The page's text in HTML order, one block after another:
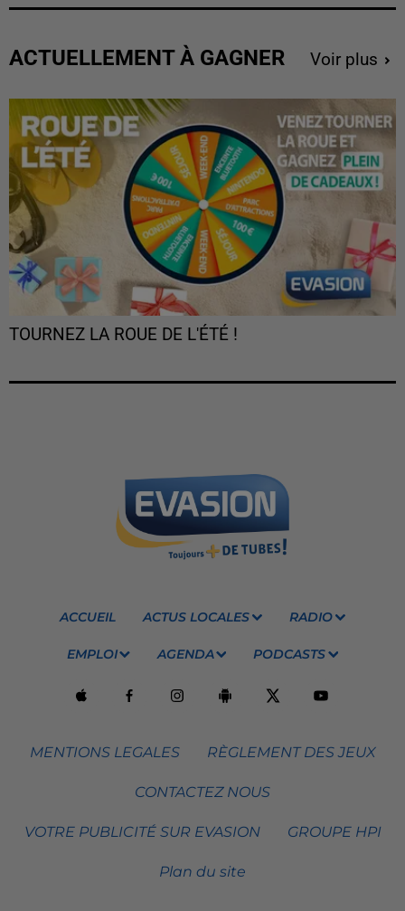
ACTUELLEMENT À GAGNER Voir plus
TOURNEZ LA ROUE DE L'ÉTÉ !
ACCUEIL ACTUS LOCALES RADIO
EMPLOI AGENDA PODCASTS
MENTIONS LEGALES RÈGLEMENT DES JEUX
CONTACTEZ NOUS
VOTRE PUBLICITÉ SUR EVASION GROUPE HPI
Plan du site